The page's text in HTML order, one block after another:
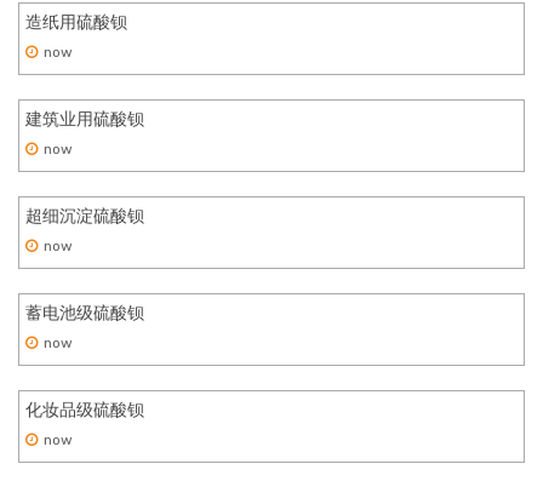
造纸用硫酸钡
now
建筑业用硫酸钡
now
超细沉淀硫酸钡
now
蓄电池级硫酸钡
now
化妆品级硫酸钡
now